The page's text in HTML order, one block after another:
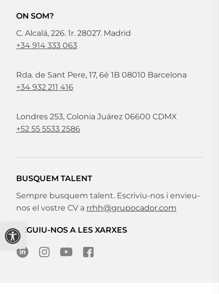
Obre la barra d'eines
ON SOM?
C. Alcalá, 226. 1r. 28027. Madrid
+34 914 333 063
Rda. de Sant Pere, 17, 6è 1B 08010 Barcelona
+34 932 211 416
Londres 253, Colonia Juárez 06600 CDMX
+52 55 5533 2586
BUSQUEM TALENT
Sempre busquem talent. Escriviu-nos i envieu-
nos el vostre CV a rrhh@grupocador.com
SEGUIU-NOS A LES XARXES